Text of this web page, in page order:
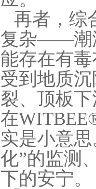
再者，综
复杂——潮
能存在有
受到地质
裂、顶板
在
实是小意
化”的监测
下的安宁。